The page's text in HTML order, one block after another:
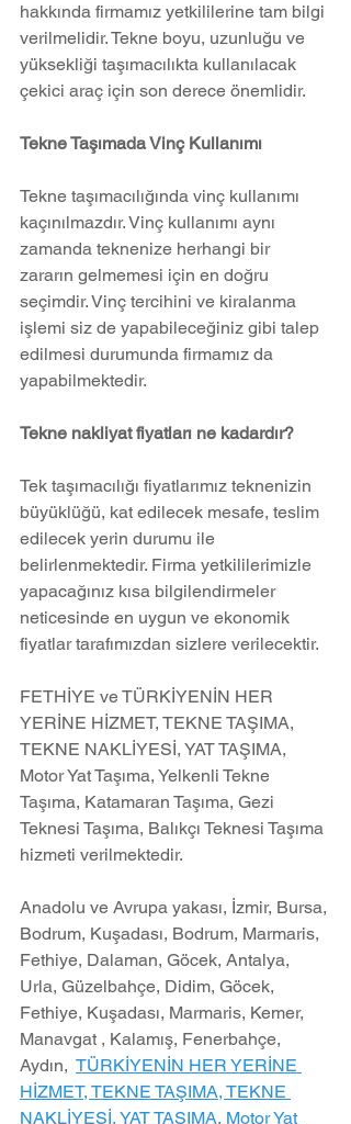
hakkında firmamız yetkililerine tam bilgi
verilmelidir. Tekne boyu, uzunluğu ve
yüksekliği taşımacılıkta kullanılacak
çekici araç için son derece önemlidir.
Tekne Taşımada Vinç Kullanımı
Tekne taşımacılığında vinç kullanımı
kaçınılmazdır. Vinç kullanımı aynı
zamanda teknenize herhangi bir
zararın gelmemesi için en doğru
seçimdir. Vinç tercihini ve kiralanma
işlemi siz de yapabileceğiniz gibi talep
edilmesi durumunda firmamız da
yapabilmektedir.
Tekne nakliyat fiyatları ne kadardır?
Tek taşımacılığı fiyatlarımız teknenizin
büyüklüğü, kat edilecek mesafe, teslim
edilecek yerin durumu ile
belirlenmektedir. Firma yetkililerimizle
yapacağınız kısa bilgilendirmeler
neticesinde en uygun ve ekonomik
fiyatlar tarafımızdan sizlere verilecektir.
FETHİYE ve TÜRKİYENİN HER
YERİNE HİZMET, TEKNE TAŞIMA,
TEKNE NAKLİYESİ, YAT TAŞIMA,
Motor Yat Taşıma, Yelkenli Tekne
Taşıma, Katamaran Taşıma, Gezi
Teknesi Taşıma, Balıkçı Teknesi Taşıma
hizmeti verilmektedir.
Anadolu ve Avrupa yakası, İzmir, Bursa,
Bodrum, Kuşadası, Bodrum, Marmaris,
Fethiye, Dalaman, Göcek, Antalya,
Urla, Güzelbahçe, Didim, Göcek,
Fethiye, Kuşadası, Marmaris, Kemer,
Manavgat , Kalamış, Fenerbahçe,
Aydın, TÜRKİYENİN HER YERİNE
HİZMET, TEKNE TAŞIMA, TEKNE
NAKLİYESİ, YAT TAŞIMA, Motor Yat